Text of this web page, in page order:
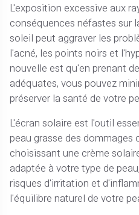
L'exposition excessive aux
conséquences néfastes sur
soleil peut aggraver les
l'acné, les points noirs et
nouvelle est qu'en prenant
adéquates, vous pouvez
préserver la santé de votre
L'écran solaire est l'outil
peau grasse des dommages
choisissant une crème
adaptée à votre type de
risques d'irritation et
l'équilibre naturel de votre